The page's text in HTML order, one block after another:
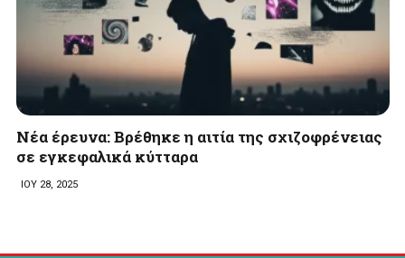
Νέα έρευνα: Βρέθηκε η αιτία της σχιζοφρένειας
σε εγκεφαλικά κύτταρα
ΙΟΥ 28, 2025